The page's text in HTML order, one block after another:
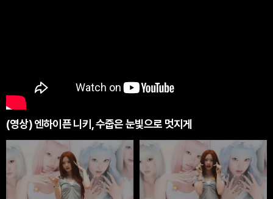
(영상) 엔하이픈 니키, 수줍은 눈빛으로 멋지게